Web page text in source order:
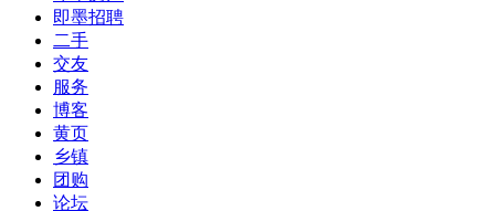
即墨招聘
二手
交友
服务
博客
黄页
乡镇
团购
论坛